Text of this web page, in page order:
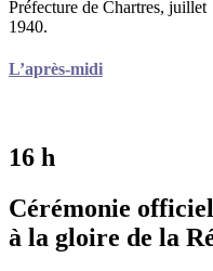
Préfecture de Chartres, juillet
1940.
L’après-midi
16 h
Cérémonie
à la gloire de la